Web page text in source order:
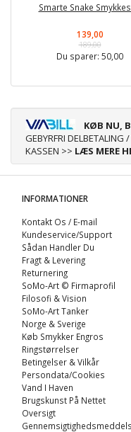
Smarte Snake
139,00
189,00
Du sparer: 50,00
KØB NU,
GEBYRFRI
KASSEN >> LÆS MERE
INFORMATIONER
Kontakt Os / E-mail
Kundeservice/Support
Sådan Handler Du
Fragt & Levering
Returnering
SoMo-Art © Firmaprofil
Filosofi & Vision
SoMo-Art Tanker
Norge & Sverige
Køb Smykker Engros
Ringstørrelser
Betingelser & Vilkår
Persondata/Cookies
Vand I Haven
Brugskunst På Nettet
Oversigt